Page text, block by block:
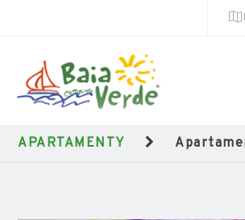
APARTAMENTY